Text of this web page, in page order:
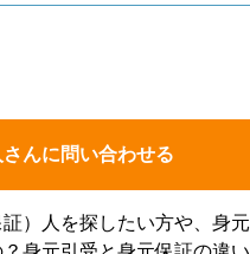
んに問い合わせる
）人を探したい方や、身